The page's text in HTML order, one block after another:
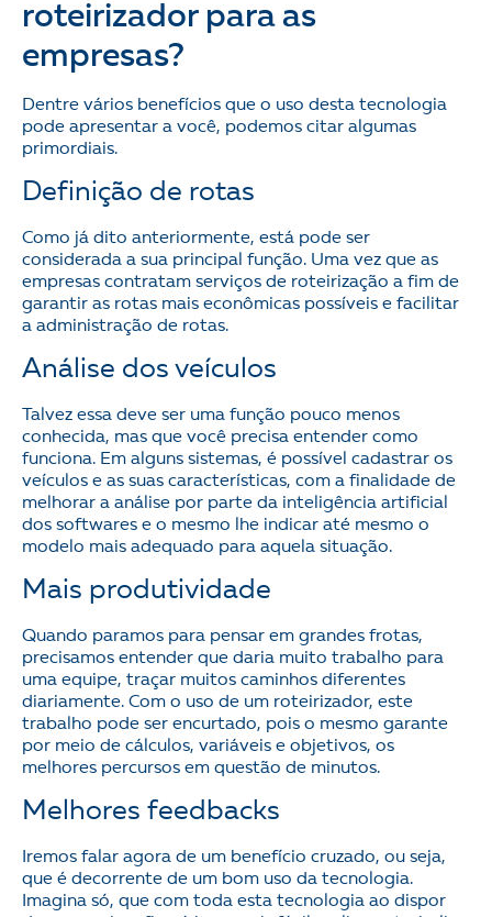
roteirizador para as
empresas?
Dentre vários benefícios que o uso desta tecnologia
pode apresentar a você, podemos citar algumas
primordiais.
Definição de rotas
Como já dito anteriormente, está pode ser
considerada a sua principal função. Uma vez que as
empresas contratam serviços de roteirização a fim de
garantir as rotas mais econômicas possíveis e facilitar
a administração de rotas.
Análise dos veículos
Talvez essa deve ser uma função pouco menos
conhecida, mas que você precisa entender como
funciona. Em alguns sistemas, é possível cadastrar os
veículos e as suas características, com a finalidade de
melhorar a análise por parte da inteligência artificial
dos softwares e o mesmo lhe indicar até mesmo o
modelo mais adequado para aquela situação.
Mais produtividade
Quando paramos para pensar em grandes frotas,
precisamos entender que daria muito trabalho para
uma equipe, traçar muitos caminhos diferentes
diariamente. Com o uso de um roteirizador, este
trabalho pode ser encurtado, pois o mesmo garante
por meio de cálculos, variáveis e objetivos, os
melhores percursos em questão de minutos.
Melhores feedbacks
Iremos falar agora de um benefício cruzado, ou seja,
que é decorrente de um bom uso da tecnologia.
Imagina só, que com toda esta tecnologia ao dispor